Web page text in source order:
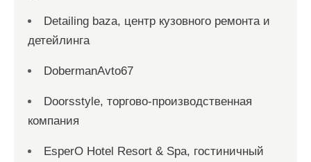
Detailing baza, центр кузовного ремонта и
детейлинга
DobermanAvto67
Doorsstyle, торгово-производственная
компания
EsperO Hotel Resort & Spa, гостиничный